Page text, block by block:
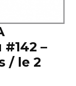
–
/ le 2